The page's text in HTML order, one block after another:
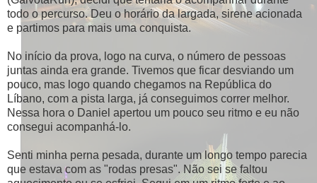
todo o percurso. Deu o horário da largada, sirene acionada
e partimos para mais uma conquista.
No início da prova, logo na curva, o número de pessoas
juntas ainda era grande. Tivemos que ficar desviando um
pouco, mas logo quando chegamos na República do
Líbano, com a pista larga, já conseguimos correr melhor.
Nessa hora o Daniel apertou um pouco seu ritmo e eu não
consegui acompanhá-lo.
Senti minha perna pesada, durante um longo tempo parecia
que estava com as "rodas presas". Não sei se faltou